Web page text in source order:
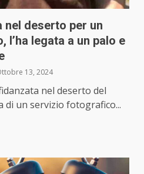
deserto per un
legata a un palo e
13, 2024
nel deserto del
di un servizio fotografico...